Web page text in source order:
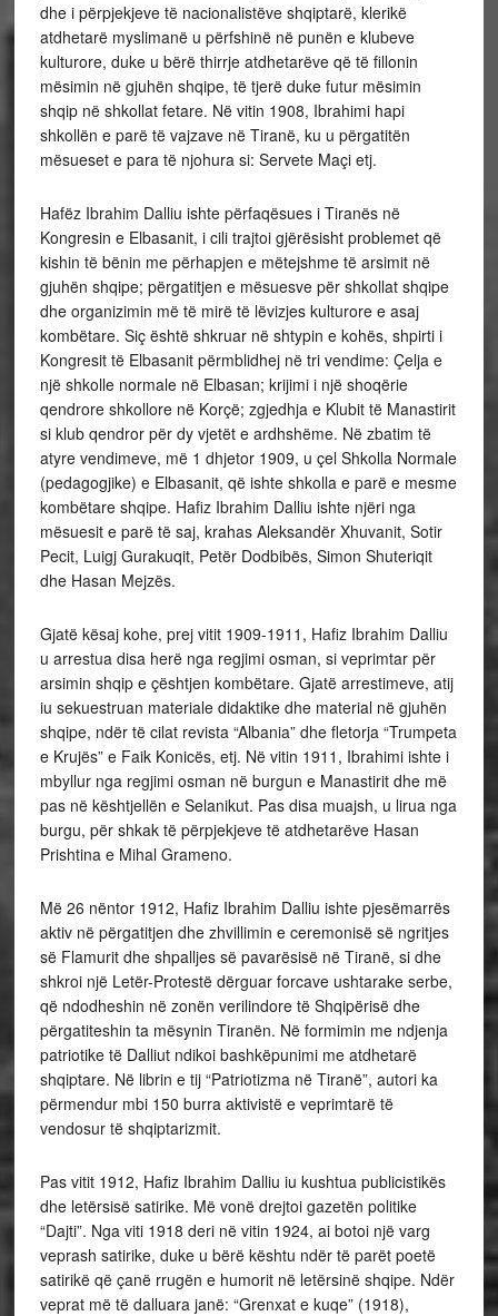
dhe i përpjekjeve të nacionalistëve shqiptarë, klerikë
atdhetarë myslimanë u përfshinë në punën e klubeve
kulturore, duke u bërë thirrje atdhetarëve që të fillonin
mësimin në gjuhën shqipe, të tjerë duke futur mësimin
shqip në shkollat fetare. Në vitin 1908, Ibrahimi hapi
shkollën e parë të vajzave në Tiranë, ku u përgatitën
mësueset e para të njohura si: Servete Maçi etj.
Hafëz Ibrahim Dalliu ishte përfaqësues i Tiranës në
Kongresin e Elbasanit, i cili trajtoi gjërësisht problemet që
kishin të bënin me përhapjen e mëtejshme të arsimit në
gjuhën shqipe; përgatitjen e mësuesve për shkollat shqipe
dhe organizimin më të mirë të lëvizjes kulturore e asaj
kombëtare. Siç është shkruar në shtypin e kohës, shpirti i
Kongresit të Elbasanit përmblidhej në tri vendime: Çelja e
një shkolle normale në Elbasan; krijimi i një shoqërie
qendrore shkollore në Korçë; zgjedhja e Klubit të Manastirit
si klub qendror për dy vjetët e ardhshëme. Në zbatim të
atyre vendimeve, më 1 dhjetor 1909, u çel Shkolla Normale
(pedagogjike) e Elbasanit, që ishte shkolla e parë e mesme
kombëtare shqipe. Hafiz Ibrahim Dalliu ishte njëri nga
mësuesit e parë të saj, krahas Aleksandër Xhuvanit, Sotir
Pecit, Luigj Gurakuqit, Petër Dodbibës, Simon Shuteriqit
dhe Hasan Mejzës.
Gjatë kësaj kohe, prej vitit 1909-1911, Hafiz Ibrahim Dalliu
u arrestua disa herë nga regjimi osman, si veprimtar për
arsimin shqip e çështjen kombëtare. Gjatë arrestimeve, atij
iu sekuestruan materiale didaktike dhe material në gjuhën
shqipe, ndër të cilat revista “Albania” dhe fletorja “Trumpeta
e Krujës” e Faik Konicës, etj. Në vitin 1911, Ibrahimi ishte i
mbyllur nga regjimi osman në burgun e Manastirit dhe më
pas në kështjellën e Selanikut. Pas disa muajsh, u lirua nga
burgu, për shkak të përpjekjeve të atdhetarëve Hasan
Prishtina e Mihal Grameno.
Më 26 nëntor 1912, Hafiz Ibrahim Dalliu ishte pjesëmarrës
aktiv në përgatitjen dhe zhvillimin e ceremonisë së ngritjes
së Flamurit dhe shpalljes së pavarësisë në Tiranë, si dhe
shkroi një Letër-Protestë dërguar forcave ushtarake serbe,
që ndodheshin në zonën verilindore të Shqipërisë dhe
përgatiteshin ta mësynin Tiranën. Në formimin me ndjenja
patriotike të Dalliut ndikoi bashkëpunimi me atdhetarë
shqiptare. Në librin e tij “Patriotizma në Tiranë”, autori ka
përmendur mbi 150 burra aktivistë e veprimtarë të
vendosur të shqiptarizmit.
Pas vitit 1912, Hafiz Ibrahim Dalliu iu kushtua publicistikës
dhe letërsisë satirike. Më vonë drejtoi gazetën politike
“Dajti”. Nga viti 1918 deri në vitin 1924, ai botoi një varg
veprash satirike, duke u bërë kështu ndër të parët poetë
satirikë që çanë rrugën e humorit në letërsinë shqipe. Ndër
veprat më të dalluara janë: “Grenxat e kuqe” (1918),